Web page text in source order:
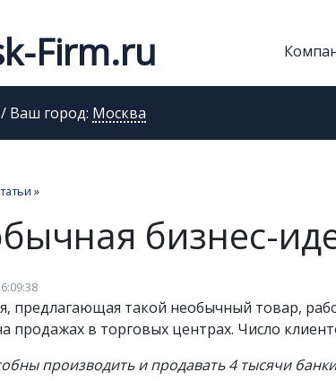
Firm.ru
/ Ваш город: Москва
»
бизнес-
предлагающая такой необычный товар,
продажах в торговых центрах. Число
производить и продавать 4 тысячи